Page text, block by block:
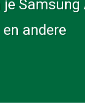
Samsung
andere